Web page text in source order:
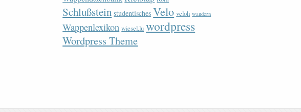
Schlußstein studentisches Velo veloh wandern
Wappenlexikon wiesel.lu wordpress
Wordpress Theme